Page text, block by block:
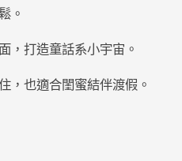
。
，打造童話系小宇宙。
，也適合閨蜜結伴渡假。